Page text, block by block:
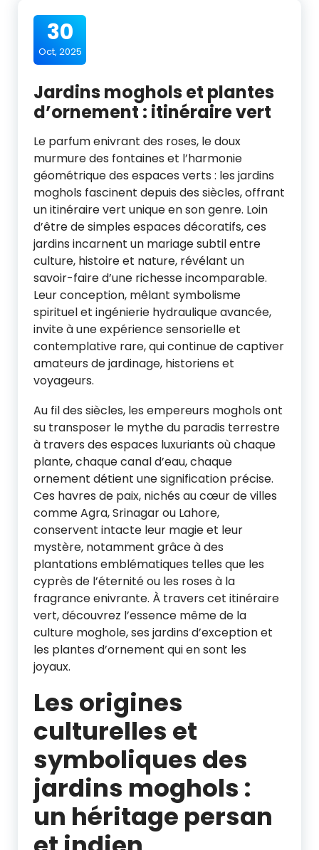
30
Oct, 2025
Jardins moghols et plantes
d’ornement : itinéraire vert
Le parfum enivrant des roses, le doux
murmure des fontaines et l’harmonie
géométrique des espaces verts : les jardins
moghols fascinent depuis des siècles, offrant
un itinéraire vert unique en son genre. Loin
d’être de simples espaces décoratifs, ces
jardins incarnent un mariage subtil entre
culture, histoire et nature, révélant un
savoir-faire d’une richesse incomparable.
Leur conception, mêlant symbolisme
spirituel et ingénierie hydraulique avancée,
invite à une expérience sensorielle et
contemplative rare, qui continue de captiver
amateurs de jardinage, historiens et
voyageurs.
Au fil des siècles, les empereurs moghols ont
su transposer le mythe du paradis terrestre
à travers des espaces luxuriants où chaque
plante, chaque canal d’eau, chaque
ornement détient une signification précise.
Ces havres de paix, nichés au cœur de villes
comme Agra, Srinagar ou Lahore,
conservent intacte leur magie et leur
mystère, notamment grâce à des
plantations emblématiques telles que les
cyprès de l’éternité ou les roses à la
fragrance enivrante. À travers cet itinéraire
vert, découvrez l’essence même de la
culture moghole, ses jardins d’exception et
les plantes d’ornement qui en sont les
joyaux.
Les origines
culturelles et
symboliques des
jardins moghols :
un héritage persan